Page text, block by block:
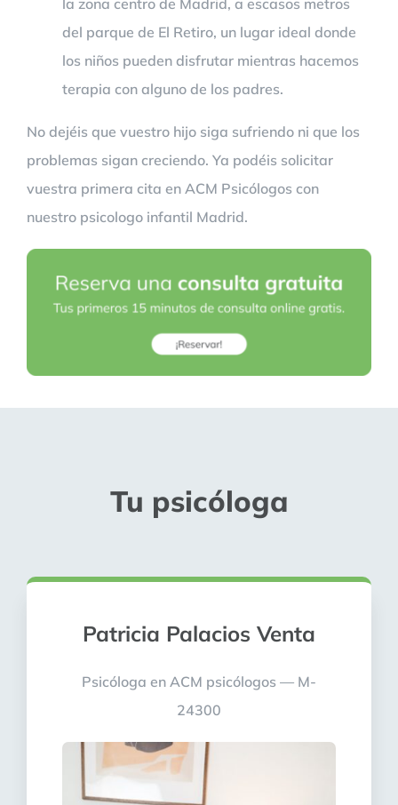
del parque de El Retiro, un lugar ideal donde
los niños pueden disfrutar mientras hacemos
terapia con alguno de los padres.
No dejéis que vuestro hijo siga sufriendo ni que los
problemas sigan creciendo. Ya podéis solicitar
vuestra primera cita en ACM Psicólogos con
nuestro psicologo infantil Madrid.
Tu psicóloga
Patricia Palacios Venta
Psicóloga en ACM psicólogos — M-
24300